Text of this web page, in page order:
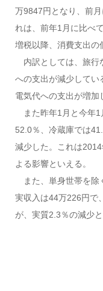
万9847円となり、前
れは、前年1月に比べ
増税以降、消費支出の
内訳としては、旅行
への支出が減少してい
電気代への支出が増加
また昨年1月と今年1
52.0％、冷蔵庫では
減少した。これは
よる影響といえる。
また、単身世帯を除
実収入は44万226円で
が、実質2.3％の減少と